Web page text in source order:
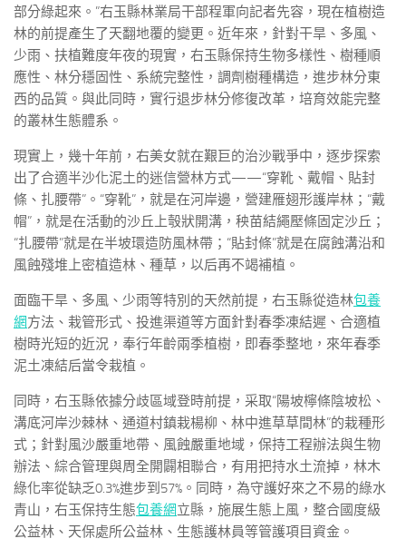
部分綠起來。”右玉縣林業局干部程軍向記者先容，現在植樹造
林的前提產生了天翻地覆的變更。近年來，針對干旱、多風、
少雨、扶植難度年夜的現實，右玉縣保持生物多樣性、樹種順
應性、林分穩固性、系統完整性，調劑樹種構造，進步林分東
西的品質。與此同時，實行退步林分修復改革，培育效能完整
的叢林生態體系。
現實上，幾十年前，右美女就在艱巨的治沙戰爭中，逐步探索
出了合適半沙化泥土的迷信營林方式——“穿靴、戴帽、貼封
條、扎腰帶”。“穿靴”，就是在河岸邊，營建雁翅形護岸林；“戴
帽”，就是在活動的沙丘上彀狀開溝，秧苗結繩壓條固定沙丘；
“扎腰帶”就是在半坡環造防風林帶；“貼封條”就是在腐蝕溝沿和
風蝕殘堆上密植造林、種草，以后再不竭補植。
面臨干旱、多風、少雨等特別的天然前提，右玉縣從造林包養
網方法、栽管形式、投進渠道等方面針對春季凍結遲、合適植
樹時光短的近況，奉行年齡兩季植樹，即春季整地，來年春季
泥土凍結后當令栽植。
同時，右玉縣依據分歧區域登時前提，采取“陽坡檸條陰坡松、
溝底河岸沙棘林、通道村鎮栽楊柳、林中進草草間林”的栽種形
式；針對風沙嚴重地帶、風蝕嚴重地域，保持工程辦法與生物
辦法、綜合管理與周全開闢相聯合，有用把持水土流掉，林木
綠化率從缺乏0.3%進步到57%。同時，為守護好來之不易的綠水
青山，右玉保持生態包養網立縣，施展生態上風，整合國度級
公益林、天保處所公益林、生態護林員等管護項目資金。